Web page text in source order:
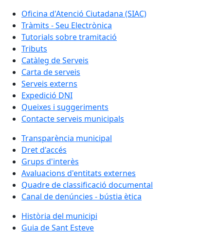
Oficina d'Atenció Ciutadana (SIAC)
Tràmits - Seu Electrònica
Tutorials sobre tramitació
Tributs
Catàleg de Serveis
Carta de serveis
Serveis externs
Expedició DNI
Queixes i suggeriments
Contacte serveis municipals
Transparència municipal
Dret d'accés
Grups d'interès
Avaluacions d'entitats externes
Quadre de classificació documental
Canal de denúncies - bústia ètica
Història del municipi
Guia de Sant Esteve